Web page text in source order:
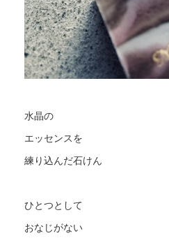
水晶の
エッセンスを
練り込んだ石けん
ひとつとして
おなじがない